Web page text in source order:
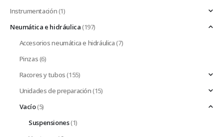
Instrumentación(1)
Neumática e hidráulica(197)
Accesorios neumática e hidráulica(7)
Pinzas(6)
Racores y tubos(155)
Unidades de preparación(15)
Vacío(5)
Suspensiones(1)